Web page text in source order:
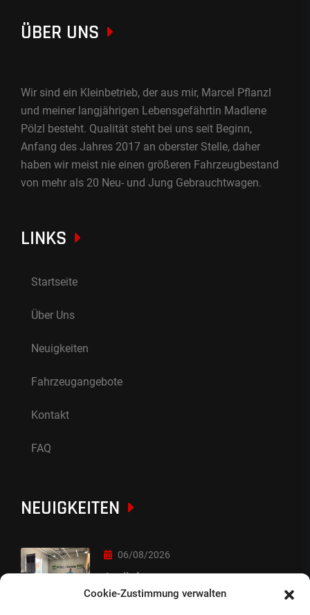
Cookie-Zustimmung verwalten
ÜBER UNS
Wir sind ein Kleinbetrieb, der aus mir, Marcel Pflanzl
und meiner langjährigen Lebensgefährtin Madlene
Pölzl besteht. Qualität steht bei uns seit Beginn,
Anfang des Jahres 2017 an oberster Stelle, daher
haben wir meist nie einen größeren Fahrzeugbestand
von mehr als 20 Neu- und Jung Gebrauchtwagen.
LINKS
Startseite
Über Uns
Neuigkeiten
Fahrzeugangebote
Kontakt
FAQ
NEUIGKEITEN
06/08/2026
Auslieferung